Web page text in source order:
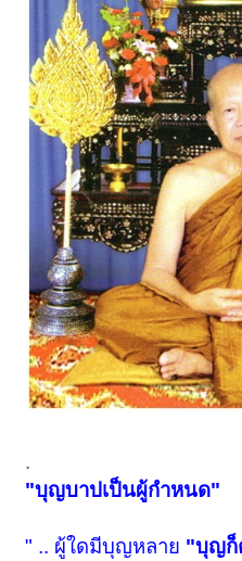
.
"บุญบาปเป็นผู้กำหนด"
" .. ผู้ใดมีบุญหลาย "บุญก็